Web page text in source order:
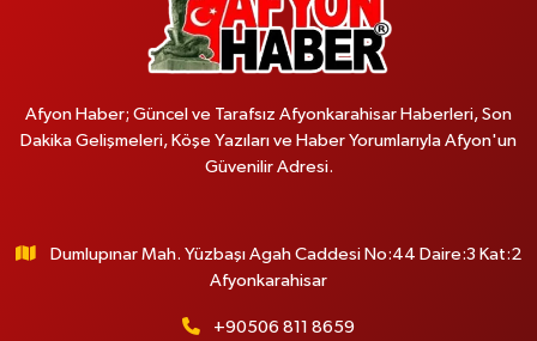
Afyon Haber; Güncel ve Tarafsız Afyonkarahisar Haberleri, Son
Dakika Gelişmeleri, Köşe Yazıları ve Haber Yorumlarıyla Afyon'un
Güvenilir Adresi.
Dumlupınar Mah. Yüzbaşı Agah Caddesi No:44 Daire:3 Kat:2
Afyonkarahisar
+90506 811 8659